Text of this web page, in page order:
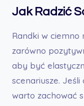
Jak Radzić
Randki w ciemno
zarówno
aby być
scenariusze. Jeśli
warto zachować